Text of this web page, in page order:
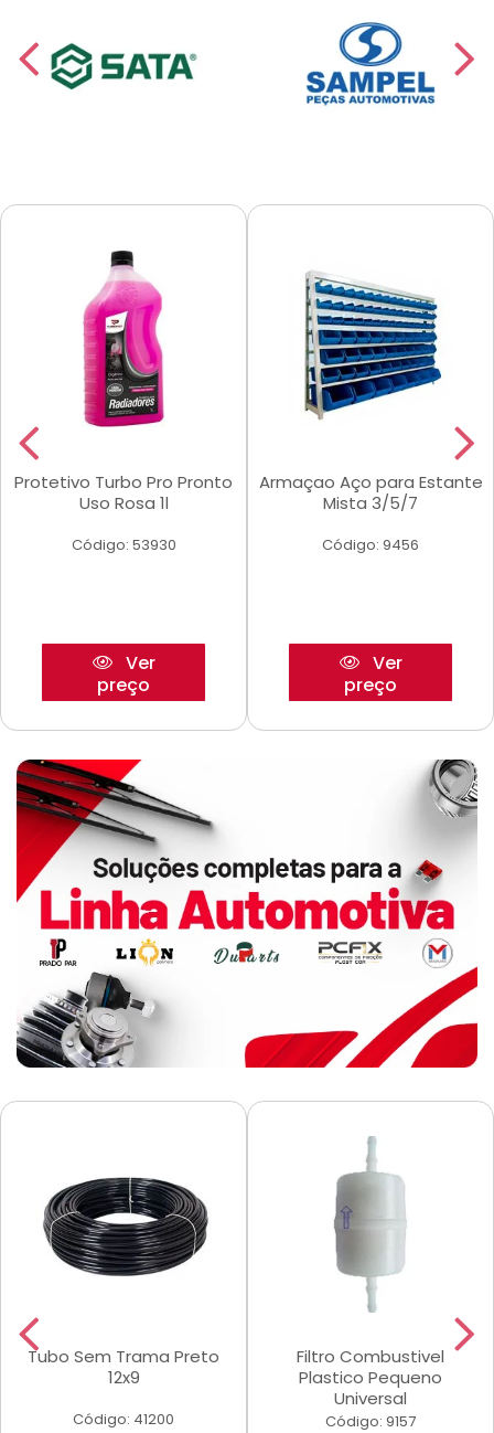
Protetivo Turbo Pro Pronto
Uso Rosa 1l
Código: 53930
Ver
preço
Armaçao Aço para Estante
Mista 3/5/7
Código: 9456
Ver
preço
Tubo Sem Trama Preto
12x9
Código: 41200
Filtro Combustivel
Plastico Pequeno
Universal
Código: 9157